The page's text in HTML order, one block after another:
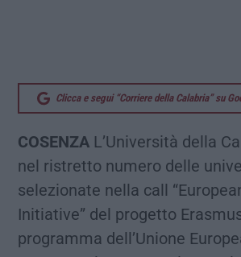
Clicca e segui “Corriere della Calabria” su
COSENZA L’Università della
nel ristretto numero delle
selezionate nella call
Initiative” del progetto
programma dell’Unione